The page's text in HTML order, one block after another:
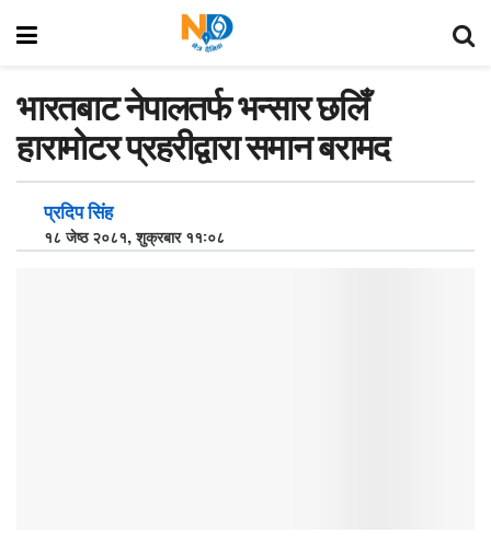
भारतबाट नेपालतर्फ भन्सार छलिँ
हारामोटर प्रहरीद्वारा समान बरामद
प्रदिप सिंह
१८ जेष्ठ २०८१, शुक्रबार ११:०८